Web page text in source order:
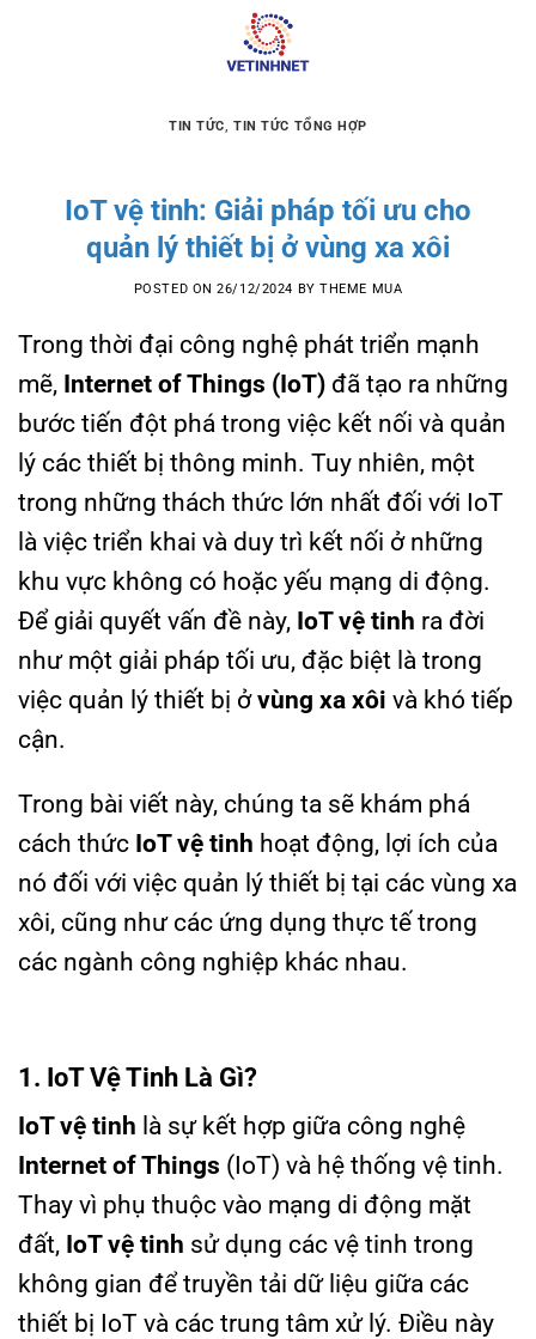
TIN TỨC,TIN TỨC TỔNG HỢP
IoT vệ tinh: Giải pháp tối ưu cho
quản lý thiết bị ở vùng xa xôi
POSTED ON26/12/2024 BYTHEME MUA
Trong thời đại công nghệ phát triển mạnh
mẽ, Internet of Things (IoT) đã tạo ra những
bước tiến đột phá trong việc kết nối và quản
lý các thiết bị thông minh. Tuy nhiên, một
trong những thách thức lớn nhất đối với IoT
là việc triển khai và duy trì kết nối ở những
khu vực không có hoặc yếu mạng di động.
Để giải quyết vấn đề này, IoT vệ tinh ra đời
như một giải pháp tối ưu, đặc biệt là trong
việc quản lý thiết bị ởvùng xa xôi và khó tiếp
cận.
Trong bài viết này, chúng ta sẽ khám phá
cách thức IoT vệ tinh hoạt động, lợi ích của
nó đối với việc quản lý thiết bị tại các vùng xa
xôi, cũng như các ứng dụng thực tế trong
các ngành công nghiệp khác nhau.
1. IoT Vệ Tinh Là Gì?
IoT vệ tinh là sự kết hợp giữa công nghệ
Internet of Things (IoT) và hệ thống vệ tinh.
Thay vì phụ thuộc vào mạng di động mặt
đất, IoT vệ tinh sử dụng các vệ tinh trong
không gian để truyền tải dữ liệu giữa các
thiết bị IoT và các trung tâm xử lý. Điều này